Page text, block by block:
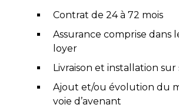
Contrat de 24 à 72 mois
Assurance comprise dans
loyer
Livraison et installation sur
Ajout et/ou évolution du
voie d’avenant